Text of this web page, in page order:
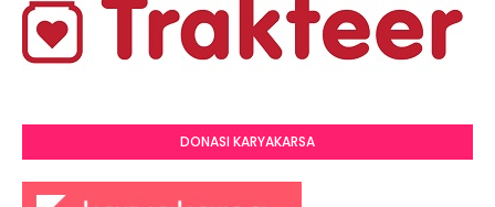
DONASI KARYAKARSA